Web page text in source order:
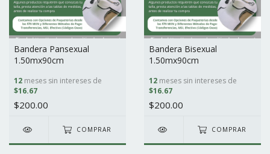
Bandera Pansexual
1.50mx90cm
12 meses sin intereses de
$16.67
$200.00
COMPRAR
Bandera Bisexual
1.50mx90cm
12 meses sin intereses de
$16.67
$200.00
COMPRAR